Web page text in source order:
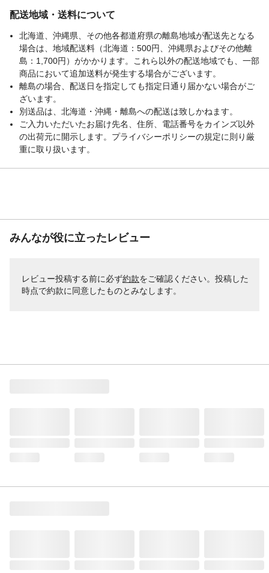
配送地域・送料について
北海道、沖縄県、その他各都道府県の離島地域が配送先となる
場合は、地域配送料（北海道：500円、沖縄県およびその他離
島：1,700円）がかかります。これら以外の配送地域でも、一部
商品において追加送料が発生する場合がございます。
離島の場合、配送日を指定しても指定日通り届かない場合がご
ざいます。
別送品は、北海道・沖縄・離島への配送は致しかねます。
ご入力いただいたお届け先名、住所、電話番号をカインズ以外
の出荷元に開示します。プライバシーポリシーの規定に則り厳
重に取り扱います。
みんなが役に立ったレビュー
レビュー投稿する前に必ず約款をご確認ください。投稿した
時点で約款に同意したものとみなします。